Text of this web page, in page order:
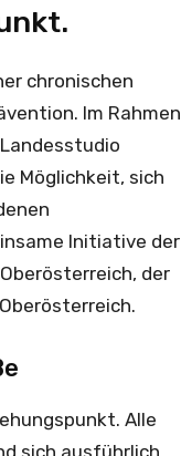
chronischen
Im Rahmen
Möglichkeit, sich
Initiative der
der
Alle